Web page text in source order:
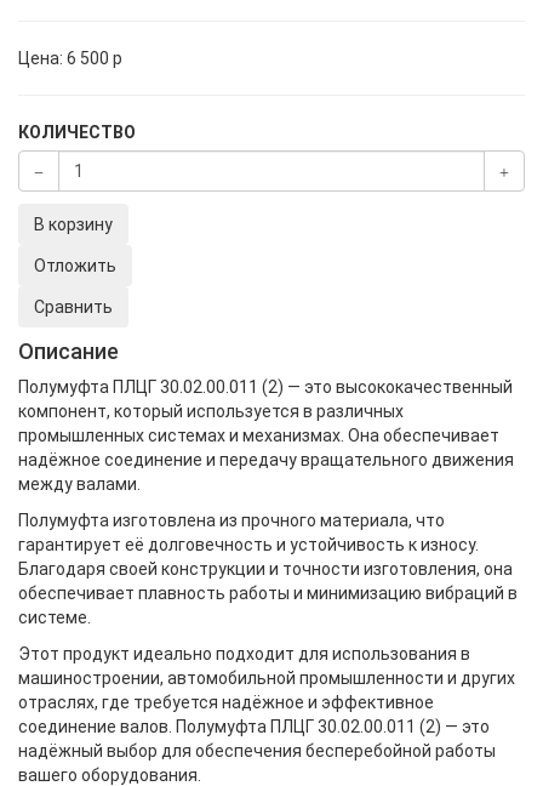
Цена: 6 500 p
КОЛИЧЕСТВО
В корзину
Отложить
Сравнить
Описание
Полумуфта ПЛЦГ 30.02.00.011 (2) — это высококачественный
компонент, который используется в различных
промышленных системах и механизмах. Она обеспечивает
надёжное соединение и передачу вращательного движения
между валами.
Полумуфта изготовлена из прочного материала, что
гарантирует её долговечность и устойчивость к износу.
Благодаря своей конструкции и точности изготовления, она
обеспечивает плавность работы и минимизацию вибраций в
системе.
Этот продукт идеально подходит для использования в
машиностроении, автомобильной промышленности и других
отраслях, где требуется надёжное и эффективное
соединение валов. Полумуфта ПЛЦГ 30.02.00.011 (2) — это
надёжный выбор для обеспечения бесперебойной работы
вашего оборудования.